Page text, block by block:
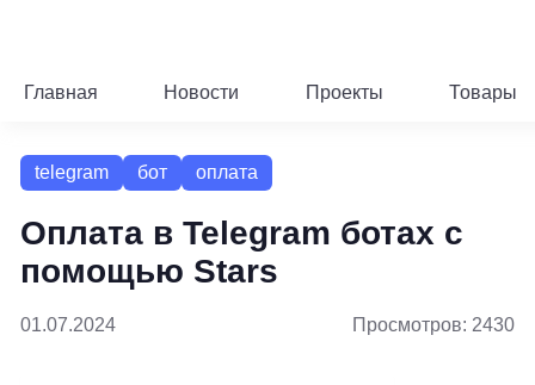
Главная Новости Проекты Товары
telegram бот оплата
Оплата в Telegram ботах с
помощью Stars
01.07.2024 Просмотров: 2430